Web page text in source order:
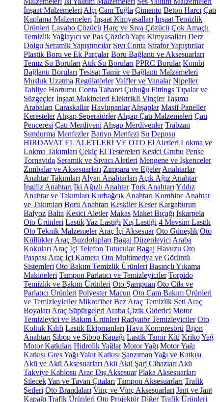
İnşaat Malzemeleri Alçı Cam Tuğla Çimento Beton Harcı Çatı
Kaplama Malzemeleri İnşaat Kimyasalları İnşaat Temizlik
Ürünleri Lavabo Çözücü Harç ve Sıva Çözücü Çok Amaçlı
TemizlikYağlayıcı ve Pas Çözücü Yapı Kimyasalları Derz
Dolgu Seramik Yapıştırıcılar Sıvı Conta Strafor Yapıştırılar
Plastik Boru ve Ek Parçalar Boru Bağlantı ve Aksesuarları
Temiz Su Boruları Atık Su Boruları PPRC Borular Kombi
Bağlantı Boruları Tesisat Tamir ve Bağlantı Malzemeleri
Musluk Uzatma Regülatörler Valfler ve Vanalar Nipeller
Tahliye Hortumu Conta Taharet Çubuğu Fittings Tıpalar ve
Süzgeçler İnşaat Makineleri Elektrikli Vinçler Taşıma
Arabaları Caraskallar Havlupanlar Ahşaplar Masif Paneller
Keresteler Ahşap Seperatörler Ahşap Çatı Malzemeleri Çatı
Penceresi Çatı Merdiveni Ahşap Merdivenler Trabzan
Sundurma Menfezler Banyo Menfezi Su Deposu
HIRDAVAT EL ALETLERİ VE OTO El Aletleri Lokma ve
Lokma Takımları Çekiç El Testereleri Kesici Grubu Pense
Tornavida Seramik ve Sıvacı Aletleri Mengene ve İşkenceler
Zımbalar ve Aksesuarları Zımpara ve Eğeler Anahtarlar
Anahtar Takımları Alyan Anahtarları Açık Ağız Anahtar
İngiliz Anahtarı İki Ağızlı Anahtar Tork Anahtarı Yıldız
Anahtar ve Takımları Kurbağcık Anahtarı Kombine Anahtar
ve Takımları Boru Anahtarı Keskiler Keser Kargaburun
Balyoz Balta Kesici Aletler Makas Maket Bıçağı Iskarpela
Oto Ürünleri LastikYaz Lastiği Kış Lastiği 4 Mevsim Lastik
Oto Teknik Malzemeler Araç İçi Aksesuar Oto Güneşlik Oto
Küllükler Araç Buzdolapları Bagaj Düzenleyici Araba
Kokuları Araç İçi Telefon Tutucular Bagaj Havuzu Oto
Paspası Araç İçi Kamera Oto Multimedya ve Görüntü
Sistemleri Oto Bakım Temizlik Ürünleri Basınçlı Yıkama
Makineleri Tampon Parlatıcı ve Temizleyiciler Torpido
Temizlik ve Bakım Ürünleri Oto Şampuan Oto Cila ve
Parlatıcı Ürünleri Polyester Macun Oto Cam Bakım Ürünleri
ve Temizleyiciler Mikrofiber Bez Araç Temizlik Seti Araç
Boyaları Araç Süpürgeleri Araba Çizik Giderici Motor
Temizleyici ve Bakım Ürünleri Radyatör Temizleyiciler Oto
Koltuk Kılıfı Lastik Ekipmanları Hava Kompresörü Bijon
Anahtarı Sibop ve Sibop Kapağı Lastik Tamir Kiti KrikoYağ
Motor Katkıları Hidrolik Yağlar Motor Yağı Motor Yağı
Katkısı Gres Yağı Yakıt Katkısı Şanzıman Yağı ve Katkısı
Akü ve Akü Aksesuarları Akü Akü Şarj Cihazları Akü
Takviye Kablosu Araç Dış Aksesuar Plaka Aksesuarları
SilecekYan ve Tavan Çıtaları Tampon Aksesuarları Trafik
Setleri Oto Brandaları Vinç ve Vinç Aksesuarları Jant ve Jant
Kapağı Trafik Ürünleri Oto Projektör Diğer Trafik Ürünleri